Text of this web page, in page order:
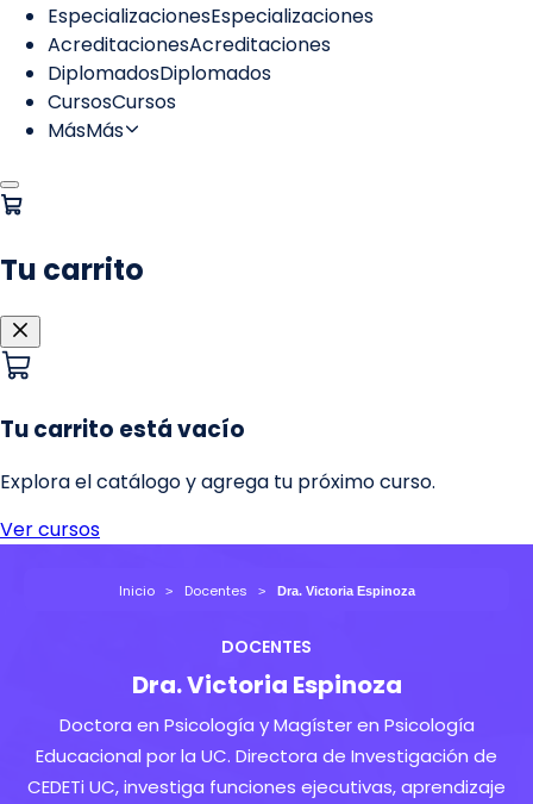
Inicio Docentes Dra. Victoria Espinoza
DOCENTES
Dra. Victoria Espinoza
Doctora en Psicología y Magíster en Psicología
Educacional por la UC. Directora de Investigación de
CEDETi UC, investiga funciones ejecutivas, aprendizaje